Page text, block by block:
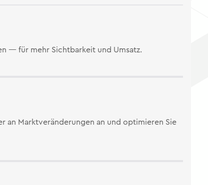
— für mehr Sichtbarkeit und Umsatz.
an Marktveränderungen an und optimieren Sie